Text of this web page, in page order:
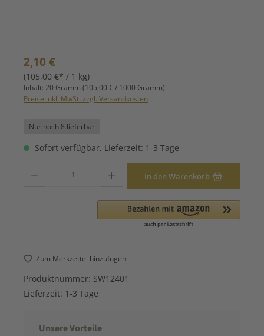
Regulärer Preis:
2,10 €
(105,00 €* / 1 kg)
Inhalt: 20 Gramm (105,00 € / 1000 Gramm)
Preise inkl. MwSt. zzgl. Versandkosten
Nur noch 8 lieferbar
Sofort verfügbar, Lieferzeit: 1-3 Tage
In den Warenkorb
Zum Merkzettel hinzufügen
Produktnummer: SW12401
Lieferzeit: 1-3 Tage
Unsere Vorteile